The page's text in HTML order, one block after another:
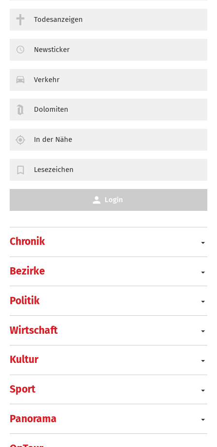
Chronik
Bezirke
Politik
Wirtschaft
Kultur
Sport
Panorama
Todesanzeigen
Newsticker
Verkehr
Dolomiten
In der Nähe
Lesezeichen
Login